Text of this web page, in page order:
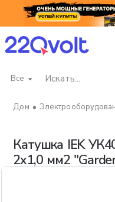
Все
Искать...
Катушка IEK
2х1,0 мм2